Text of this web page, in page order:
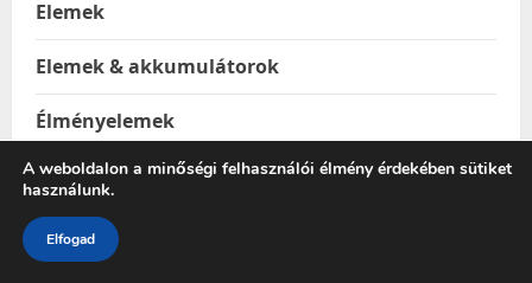
Elemek
Elemek & akkumulátorok
Élményelemek
Elsősegély
Élvefogó állatcsapdák
A weboldalon a minőségi felhasználói élmény érdekében sütiket
használunk.
Elfogad